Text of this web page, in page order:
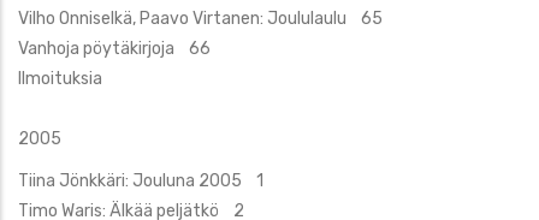
Vilho Onniselkä, Paavo Virtanen: Joululaulu 65
Vanhoja pöytäkirjoja 66
Ilmoituksia
2005
Tiina Jönkkäri: Jouluna 2005 1
Timo Waris: Älkää peljätkö 2